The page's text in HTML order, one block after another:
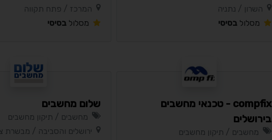
השרון / נתניה
מסלול בסיסי
המרכז / פתח תקווה
מסלול בסיסי
compfix - טכנאי מחשבים
בירושלים
מחשבים / תיקון מחשבים
שלום מחשבים
מחשבים / תיקון מחשבים
ירושלים והסביבה / מבשרת